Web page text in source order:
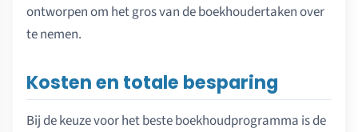
ontworpen om het gros van de boekhoudertaken over
te nemen.
Kosten en totale besparing
Bij de keuze voor het beste boekhoudprogramma is de